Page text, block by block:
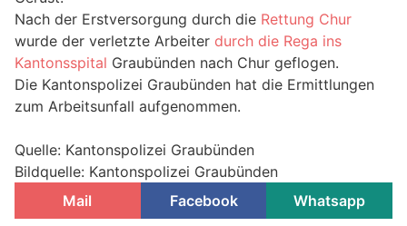
Nach der Erstversorgung durch die Rettung Chur
wurde der verletzte Arbeiter durch die Rega ins
Kantonsspital Graubünden nach Chur geflogen.
Die Kantonspolizei Graubünden hat die Ermittlungen
zum Arbeitsunfall aufgenommen.
Quelle: Kantonspolizei Graubünden
Bildquelle: Kantonspolizei Graubünden
Mail
Facebook Whatsapp